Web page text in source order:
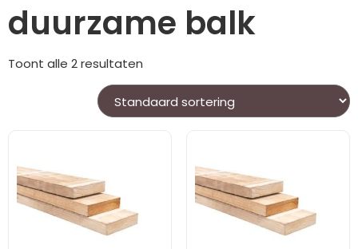
duurzame balk
Toont alle 2 resultaten